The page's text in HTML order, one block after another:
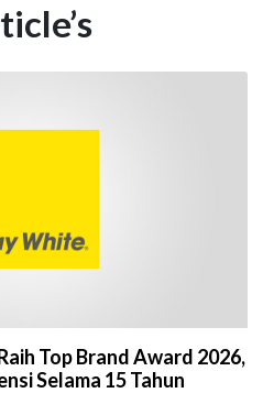
Top Brand Award 2026,
Selama 15 Tahun